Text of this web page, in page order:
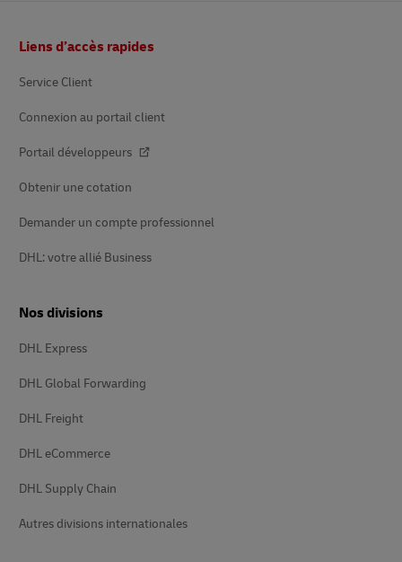
Liens d’accès rapides
Service Client
Connexion au portail client
Portail développeurs
Obtenir une cotation
Demander un compte professionnel
DHL: votre allié Business
Nos divisions
DHL Express
DHL Global Forwarding
DHL Freight
DHL eCommerce
DHL Supply Chain
Autres divisions internationales